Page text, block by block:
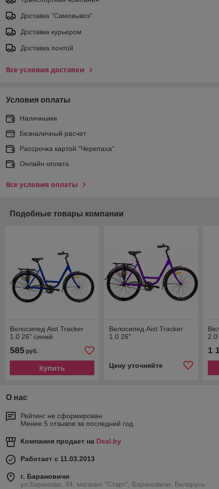
Доставка "Самовывоз"
Доставка курьером
Доставка почтой
Все условия доставки
Условия оплаты
Наличными
Безналичный расчет
Рассрочка картой "Черепаха"
Онлайн оплата
Все условия оплаты
Подобные товары компании
Велосипед Aist Tracker
1.0 26" синий
585 руб.
Купить
Велосипед Aist Tracker
1.0 26"
Цену уточняйте
2.0
1
О нас
Рейтинг не сформирован
Менее 5 отзывов за последний год
Компания продает на Deal.by
Работает с 11.03.2013
г. Барановичи
ул.Баранова, 34, магазин "Старт", Барановичи, Беларусь